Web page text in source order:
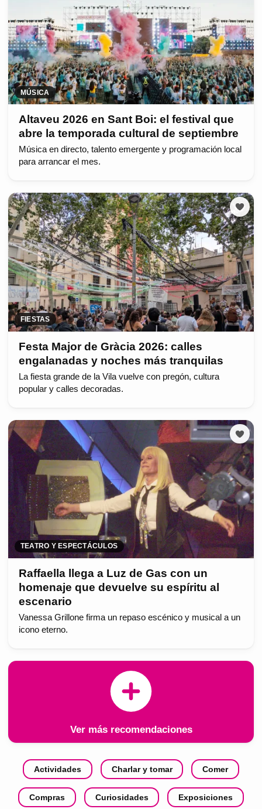
MÚSICA
Altaveu 2026 en Sant Boi: el festival que
abre la temporada cultural de septiembre
Música en directo, talento emergente y programación local
para arrancar el mes.
FIESTAS
Festa Major de Gràcia 2026: calles
engalanadas y noches más tranquilas
La fiesta grande de la Vila vuelve con pregón, cultura
popular y calles decoradas.
TEATRO Y ESPECTÁCULOS
Raffaella llega a Luz de Gas con un
homenaje que devuelve su espíritu al
escenario
Vanessa Grillone firma un repaso escénico y musical a un
icono eterno.
Ver más recomendaciones
Actividades Charlar y tomar Comer
Compras Curiosidades Exposiciones